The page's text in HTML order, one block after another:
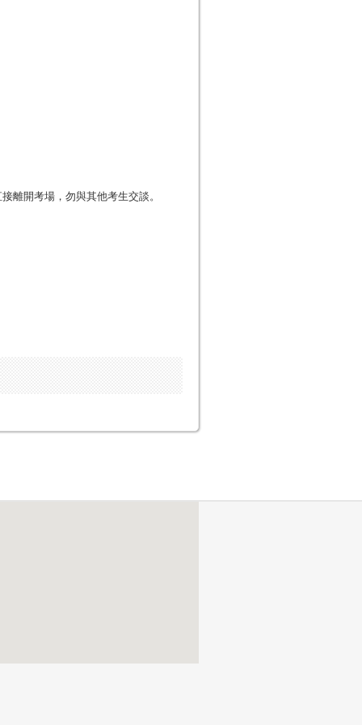
離開考場，勿與其他考生交談。